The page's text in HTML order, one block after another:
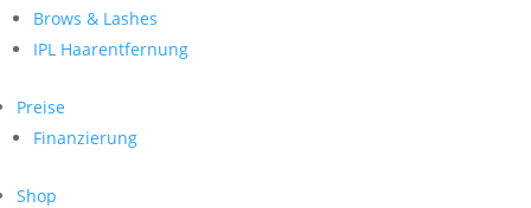
Brows & Lashes
IPL Haarentfernung
Preise
Finanzierung
Shop
Anmelden
Feed der Einträge
WordPress.org
Search
nach:
Archive